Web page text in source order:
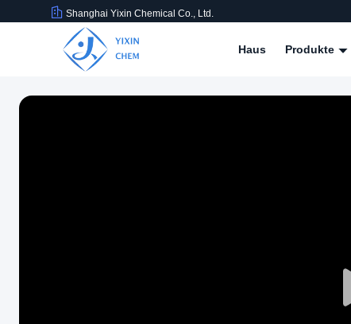
Shanghai Yixin Chemical Co., Ltd.
Haus Produkte